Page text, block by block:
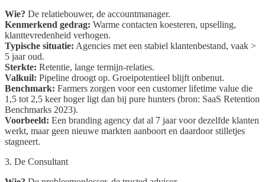
Wie? De relatiebouwer, de accountmanager.
Kenmerkend gedrag: Warme contacten koesteren, upselling,
klanttevredenheid verhogen.
Typische situatie: Agencies met een stabiel klantenbestand, vaak >
5 jaar oud.
Sterkte: Retentie, lange termijn-relaties.
Valkuil: Pipeline droogt op. Groeipotentieel blijft onbenut.
Benchmark: Farmers zorgen voor een customer lifetime value die
1,5 tot 2,5 keer hoger ligt dan bij pure hunters (bron: SaaS Retention
Benchmarks 2023).
Voorbeeld: Een branding agency dat al 7 jaar voor dezelfde klanten
werkt, maar geen nieuwe markten aanboort en daardoor stilletjes
stagneert.
3. De Consultant